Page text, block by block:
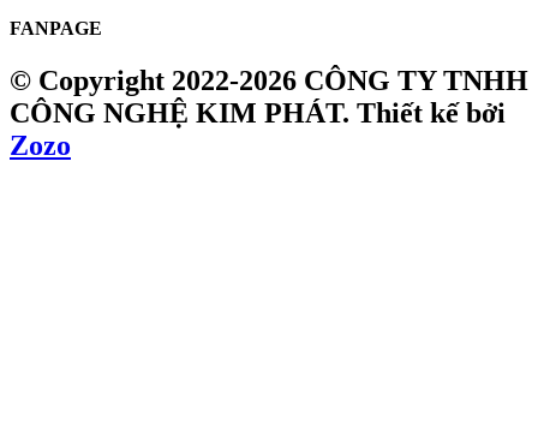
FANPAGE
© Copyright 2022-2026 CÔNG TY TNHH
CÔNG NGHỆ KIM PHÁT. Thiết kế bởi
Zozo